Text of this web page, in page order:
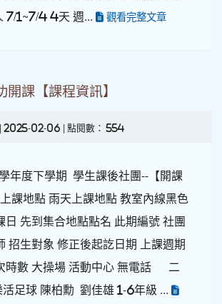
7/1~7/4 4天 週...
觀看完整文章
課【課程資訊】
| 2025-02-06 | 點閱數： 554
年度下學期 學生課後社團--【開課
課地點 雨天上課地點 教室內線黑色
日 先到集合地點點名 此期編號 社團
招生對象 修正後起訖日期 上課週期
時數 大操場 活動中心 無電話 二
活足球 陳柏勳 劉佳雄 1-6年級 ...